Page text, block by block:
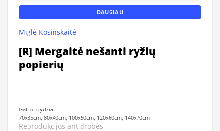
DAUGIAU
Miglė Kosinskaitė
[R] Mergaitė nešanti ryžių
popierių
Galimi dydžiai:
70x35cm, 80x40cm, 100x50cm, 120x60cm, 140x70cm
Reprodukcijos ant drobės